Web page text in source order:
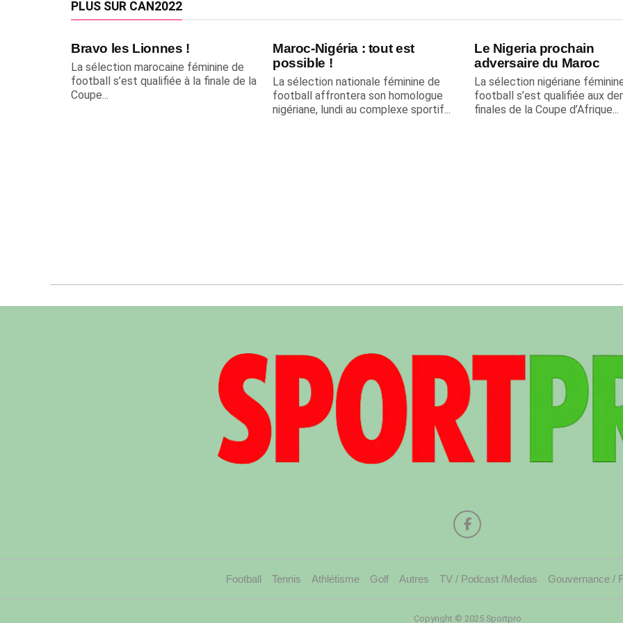
PLUS SUR CAN2022
Bravo les Lionnes !
La sélection marocaine féminine de
football s’est qualifiée à la finale de la
Coupe...
Maroc-Nigéria : tout est
possible !
La sélection nationale féminine de
football affrontera son homologue
nigériane, lundi au complexe sportif...
Le Nigeria prochain
adversaire du Maroc
La sélection nigériane
football s’est qualifiée aux
finales de la Coupe d’Afrique...
Football Tennis Athlétisme Golf Autres TV / Podcast /Medias Gouvernance /
Copyright © 2025 Sportpro